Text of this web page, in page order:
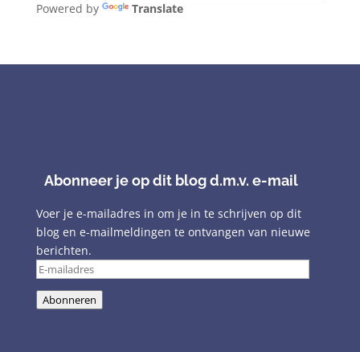
Powered by Translate
Abonneer je op dit blog d.m.v. e-mail
Voer je e-mailadres in om je in te schrijven op dit
blog en e-mailmeldingen te ontvangen van nieuwe
berichten.
E-
Abonneren